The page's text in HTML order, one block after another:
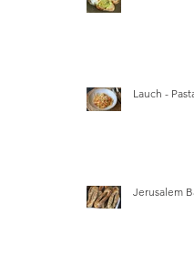
Lauch -
Jerusalem